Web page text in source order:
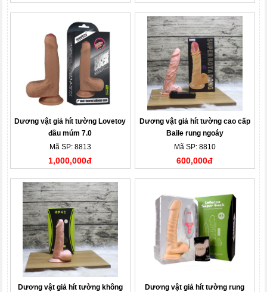
Dương vật giả hít tường Lovetoy
đầu múm 7.0
Mã SP: 8813
1,000,000đ
Dương vật giả hít tường cao cấp
Baile rung ngoáy
Mã SP: 8810
600,000đ
Dương vật giả hít tường không
Dương vật giả hít tường rung